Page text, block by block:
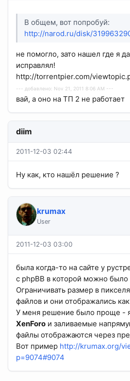
В общем, вот попробуй:
http://narod.ru/disk/
не помогло, зато нашел где я
исправлял!
http://torrentpier.com/
--- добавлено: Nov 21, 2011 8:06 AM ---
вай, а оно на ТП 2 не работает
diim
2011-12-03 02:44
Ну как, кто нашёл решение ?
krumax
User
2011-12-03 03:00
была когда-то на сайте у
с phpBB в которой можно было
Ограничивать размер в
файлов и они отображались
У меня решение было проще - я
XenForo и заливаемые
файлы отображаются через
Вот пример http://krumax.org/
p=9074#9074